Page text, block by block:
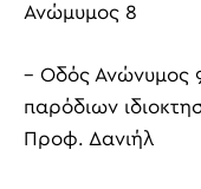
Ανώμυμος 8
– Οδός Ανώνυμος
παρόδιων
Προφ. Δανιήλ